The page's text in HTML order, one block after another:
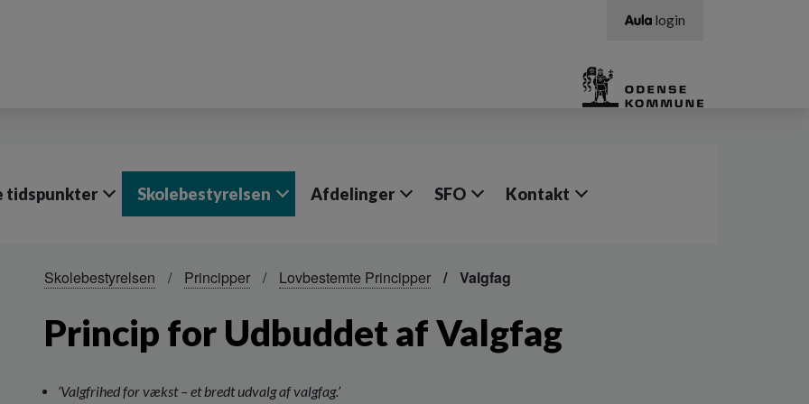
login
tidspunkter Skolebestyrelsen Afdelinger SFO Kontakt
Skolebestyrelsen Principper Lovbestemte Principper Valgfag
Princip for Udbuddet af Valgfag
‘Valgfrihed for vækst – et bredt udvalg af valgfag.’